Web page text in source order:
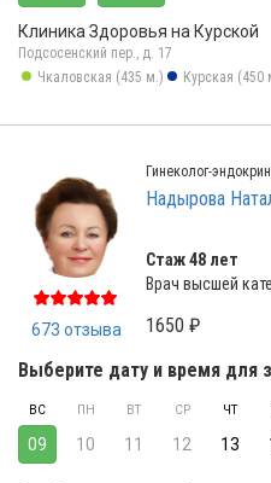
Клиника Здоровья на Курской
Подсосенский пер., д. 17
Чкаловская (435 м.)
Курская (450
673 отзыва
Гинеколог-
Надырова
Стаж 48 лет
Врач высшей
1650 ₽
Выберите дату и время для
ВС
09
ПН
10
ВТ
11
СР
12
ЧТ
13